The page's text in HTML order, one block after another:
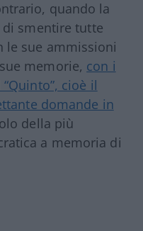
quando la
di smentire tutte
le sue ammissioni
memorie, con i
cioè il
domande in
della più
a memoria di